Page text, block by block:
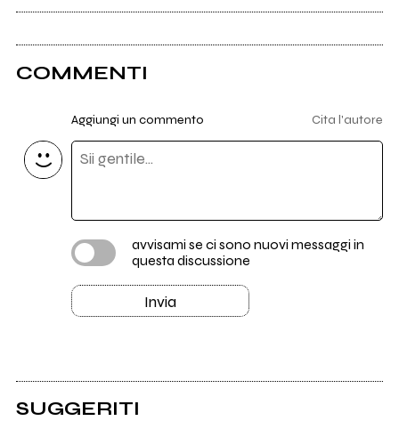
COMMENTI
Aggiungi un commento Cita l'autore
avvisami se ci sono nuovi messaggi in
questa discussione
Invia
SUGGERITI